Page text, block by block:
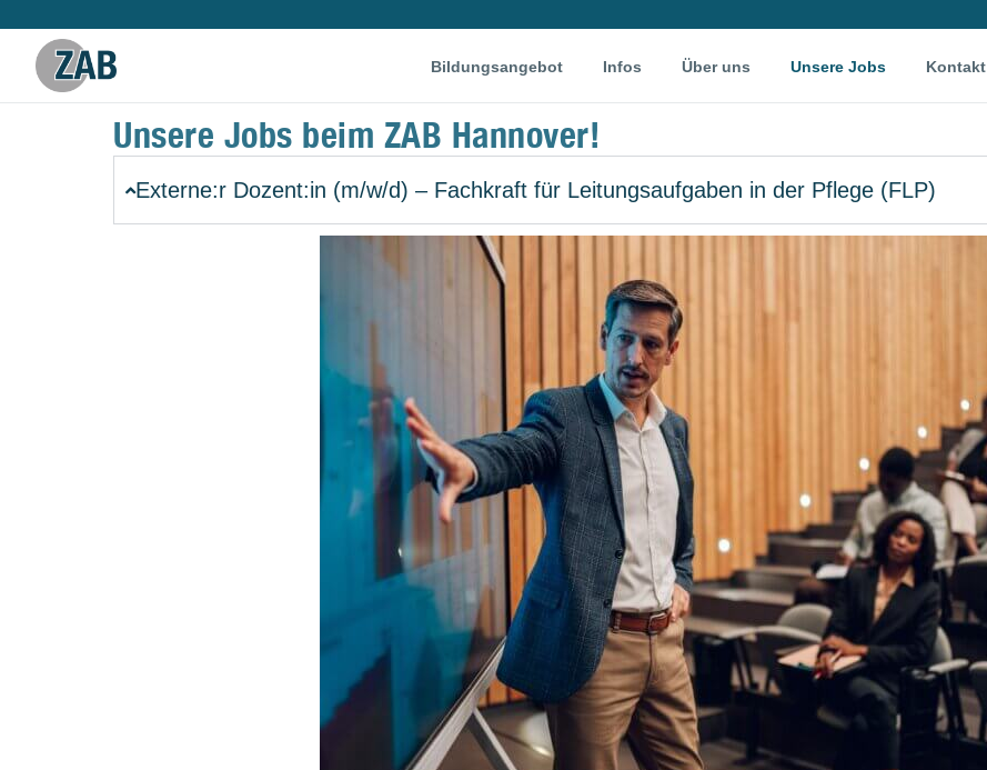
Bildungsangebot Infos Über uns Unsere Jobs Kontakt
Unsere Jobs beim ZAB Hannover!
Externe:r Dozent:in (m/w/d) – Fachkraft für Leitungsaufgaben in der Pflege (FLP)